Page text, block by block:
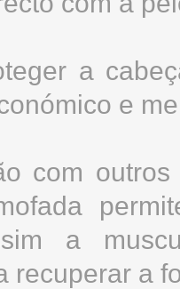
a
e
com
a
recuperar a